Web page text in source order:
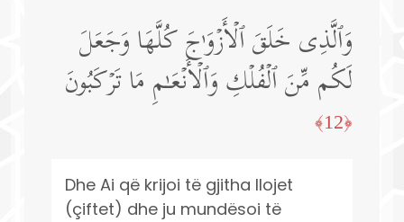
وَٱلَّذِی خَلَقَ ٱلۡأَزۡوَ ٰ⁠جَ كُلَّهَا وَجَعَلَ
لَكُم مِّنَ ٱلۡفُلۡكِ وَٱلۡأَنۡعَـٰمِ مَا تَرۡكَبُونَ
﴿12﴾
Dhe Ai që krijoi të gjitha llojet
(çiftet) dhe ju mundësoi të